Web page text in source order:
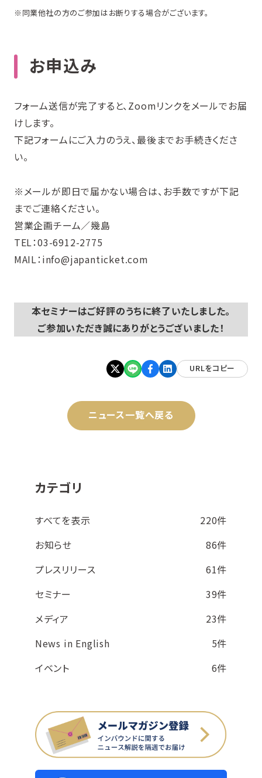
※同業他社の方のご参加はお断りする場合がございます。
お申込み
フォーム送信が完了すると、Zoomリンクをメールでお届
けします。
下記フォームにご入力のうえ、最後までお手続きくださ
い。
※メールが即日で届かない場合は、お手数ですが下記
までご連絡ください。
営業企画チーム／幾島
TEL：03-6912-2775
MAIL：info@japanticket.com
本セミナーはご好評のうちに終了いたしました。
ご参加いただき誠にありがとうございました！
URLをコピー
ニュース一覧へ戻る
カテゴリ
すべてを表示
220件
お知らせ
86件
プレスリリース
61件
セミナー
39件
メディア
23件
News in English
5件
イベント
6件